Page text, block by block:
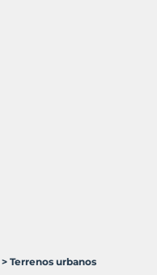
> Terrenos urbanos